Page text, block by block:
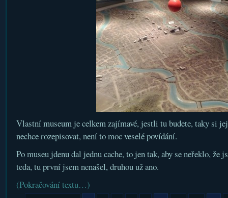
Vlastní museum je celkem zajímavé, jestli tu budete, taky si
nechce rozepisovat, není to moc veselé povídání.
Po museu jdenu dal jednu cache, to jen tak, aby se neřeklo, že
teda, tu první jsem nenašel, druhou už ano.
(Pokračování textu…)